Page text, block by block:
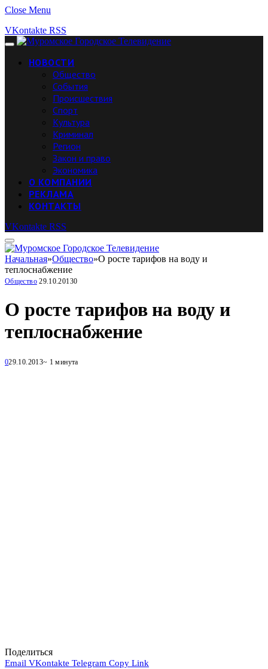
Close Menu
VKontakte RSS
НОВОСТИ
Общество
События
Происшествия
Спорт
Культура
Криминал
Регион
Закон и право
Экономика
О КОМПАНИИ
РЕКЛАМА
КОНТАКТЫ
VKontakte RSS
Начальная»Общество»О росте тарифов на воду и
теплоснабжение
Общество 29.10.20130
О росте тарифов на воду и
теплоснабжение
029.10.2013~ 1 минута
Поделиться
Email VKontakte Telegram Copy Link